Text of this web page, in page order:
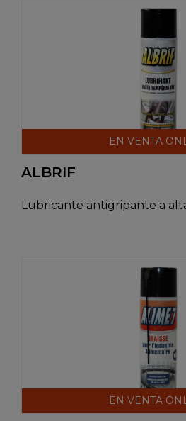
EN VENTA
ALBRIF
Lubricante antigripante a
EN VENTA